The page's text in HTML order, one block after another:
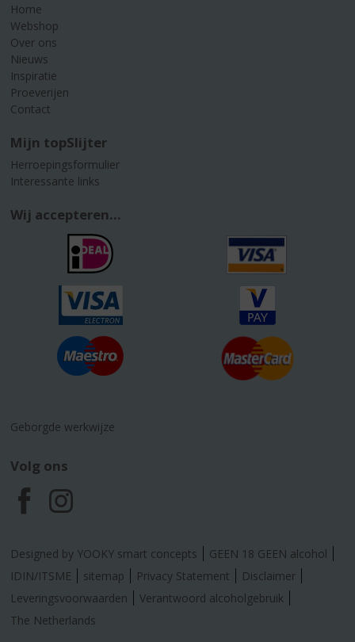
Home
Webshop
Over ons
Nieuws
Inspiratie
Proeverijen
Contact
Mijn topSlijter
Herroepingsformulier
Interessante links
Wij accepteren...
Geborgde werkwijze
Volg ons
F
a
c
e
I
n
s
t
Designed by YOOKY smart concepts
GEEN 18 GEEN alcohol
IDIN/ITSME
sitemap Privacy Statement
Disclaimer
Leveringsvoorwaarden
Verantwoord alcoholgebruik
The Netherlands